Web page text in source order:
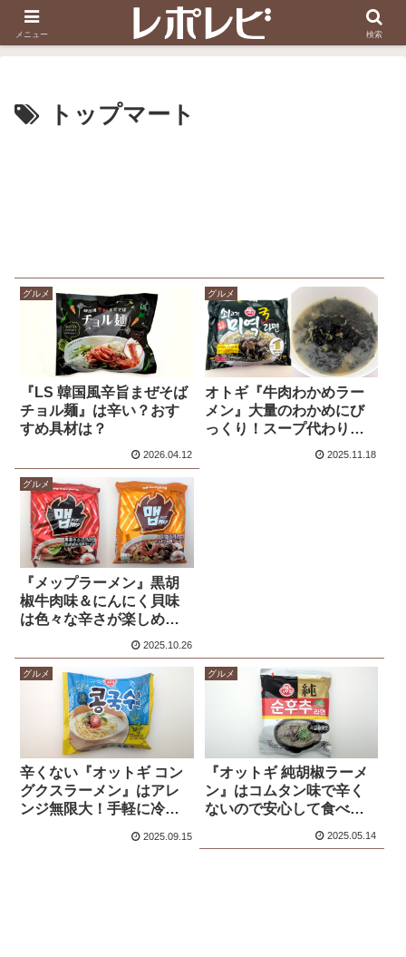
スヌーピー刺しゅう ダイソー知恵の輪
トップマート
グルメ
『LS 韓国風辛旨まぜそば
チョル麺』は辛い？おす
すめ具材は？
2026.04.12
グルメ
オトギ『牛肉わかめラー
メン』大量のわかめにび
っくり！スープ代わりに
ご飯と一緒に食べるとな
2025.11.18
グルメ
『メップラーメン』黒胡
椒牛肉味＆にんにく貝味
は色々な辛さが楽しめる
韓国インスタント麺
2025.10.26
グルメ
辛くない『オットギ コン
グクスラーメン』はアレ
ンジ無限大！手軽に冷や
2025.09.15
グルメ
『オットギ 純胡椒ラーメ
ン』はコムタン味で辛く
ないので安心して食べれ
2025.05.14
メニュー 検索